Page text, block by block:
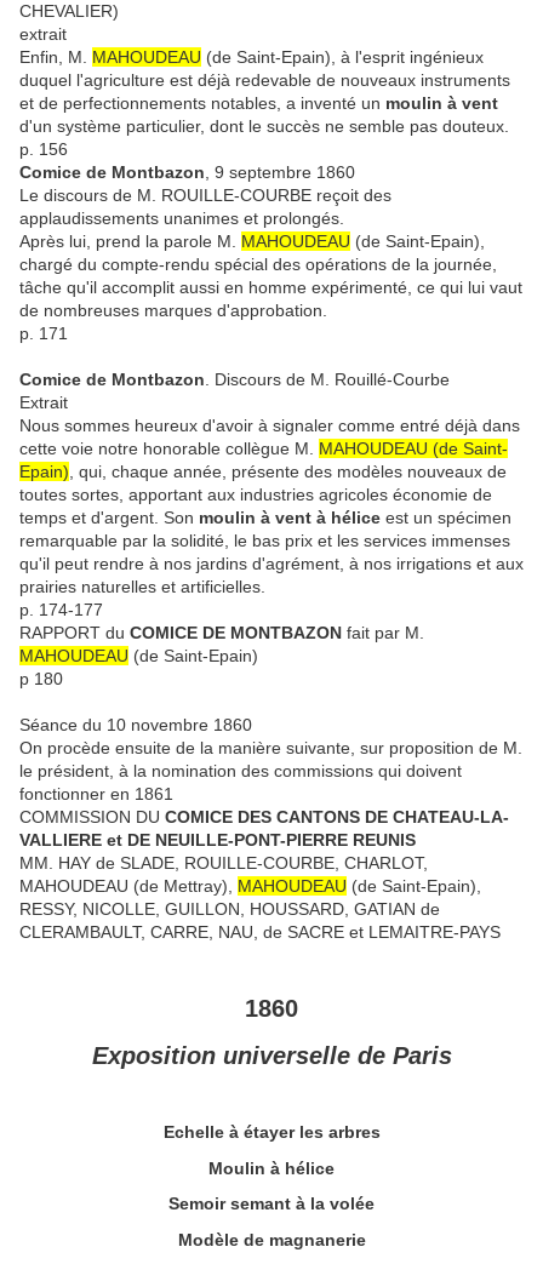
CHEVALIER)
extrait
Enfin, M. MAHOUDEAU (de Saint-Epain) , à l'esprit ingénieux
duquel l'agriculture est déjà redevable de nouveaux instruments
et de perfectionnements notables, a inventé un moulin à vent
d'un système particulier, dont le succès ne semble pas douteux.
p. 156
Comice de Montbazon , 9 septembre 1860
Le discours de M. ROUILLE-COURBE reçoit des
applaudissements unanimes et prolongés.
Après lui, prend la parole M. MAHOUDEAU (de Saint-Epain)
chargé du compte-rendu spécial des opérations de la journée,
tâche qu'il accomplit aussi en homme expérimenté, ce qui lui vaut
de nombreuses marques d'approbation.
p. 171
Comice de Montbazon . Discours de M. Rouillé-Courbe
Extrait
Nous sommes heureux d'avoir à signaler comme entré déjà dans
cette voie notre honorable collègue M. MAHOUDEAU (de Saint-
Epain) , qui, chaque année, présente des modèles nouveaux de
toutes sortes, apportant aux industries agricoles économie de
temps et d'argent. Son moulin à vent à hélice est un spécimen
remarquable par la solidité, le bas prix et les services immenses
qu'il peut rendre à nos jardins d'agrément, à nos irrigations et aux
prairies naturelles et artificielles.
p. 174-177
RAPPORT du COMICE DE MONTBAZON fait par M.
MAHOUDEAU (de Saint-Epain)
p 180
Séance du 10 novembre 1860
On procède ensuite de la manière suivante, sur proposition de M.
le président, à la nomination des commissions qui doivent
fonctionner en 1861
COMMISSION DU COMICE DES CANTONS DE CHATEAU-LA-
VALLIERE et DE NEUILLE-PONT-PIERRE REUNIS
MM. HAY de SLADE, ROUILLE-COURBE, CHARLOT,
MAHOUDEAU (de Mettray), MAHOUDEAU (de Saint-Epain),
RESSY, NICOLLE, GUILLON, HOUSSARD, GATIAN de
CLERAMBAULT, CARRE, NAU, de SACRE et LEMAITRE-PAYS
1860
Exposition universelle de Paris
Echelle à étayer les arbres
Moulin à hélice
Semoir semant à la volée
Modèle de magnanerie